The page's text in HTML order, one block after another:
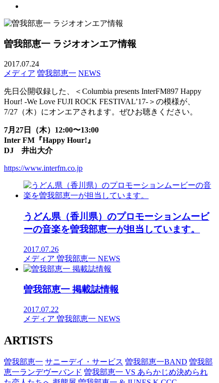
曽我部恵一 ラジオオンエア情報
2017.07.24
メディア 曽我部恵一 NEWS
先日公開収録した、＜Columbia presents InterFM897 Happy
Hour! -We Love FUJI ROCK FESTIVAL’17-＞の模様が、
7/27（木）にオンエアされます。ぜひお聴きください。
7月27日（木）12:00〜13:00
Inter FM『Happy Hour!』
DJ 井出大介
https://www.interfm.co.jp
うどん県（香川県）のプロモーションムービ
ーの音楽を曽我部恵一が担当しています。
2017.07.26
メディア 曽我部恵一 NEWS
曽我部恵一 掲載誌情報
2017.07.22
メディア 曽我部恵一 NEWS
ARTISTS
曽我部恵一 サニーデイ・サービス 曽我部恵一BAND 曽我部
恵一ランデヴーバンド 曽我部恵一 VS あらかじめ決められ